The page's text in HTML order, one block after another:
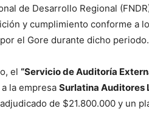
de Desarrollo Regional
y cumplimiento conforme a
el Gore durante dicho periodo.
el “Servicio de Auditoría
la empresa Surlatina Auditores
de $21.800.000 y un